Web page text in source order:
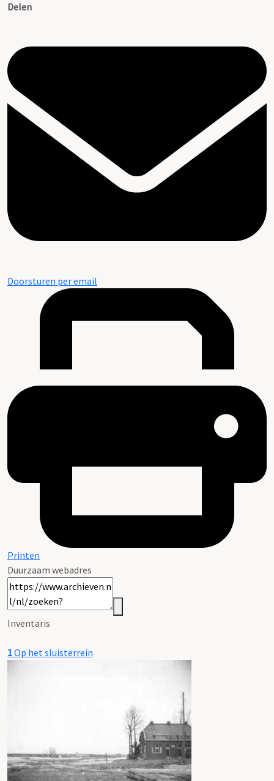
Delen
Doorsturen per email
Printen
Duurzaam webadres
Inventaris
1Op het sluisterrein